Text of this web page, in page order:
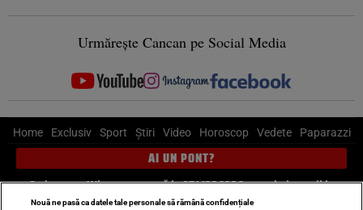
Urmărește Cancan pe Social Media
Home Exclusiv Sport Știri Video Horoscop Vedete Paparazzi
AI UN PONT?
Scrie-ne pe Whatsapp, sună la 0741226226 sau trimite mail la
pont@cancan.ro
Nouă ne pasă ca datele tale personale să rămână confidențiale